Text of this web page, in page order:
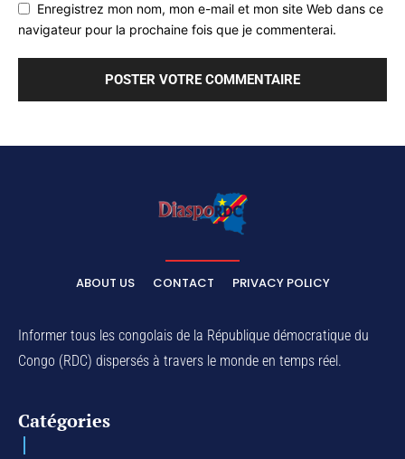
Enregistrez mon nom, mon e-mail et mon site Web dans ce
navigateur pour la prochaine fois que je commenterai.
ABOUT US CONTACT PRIVACY POLICY
Informer tous les congolais de la République démocratique du
Congo (RDC) dispersés à travers le monde en temps réel.
Catégories